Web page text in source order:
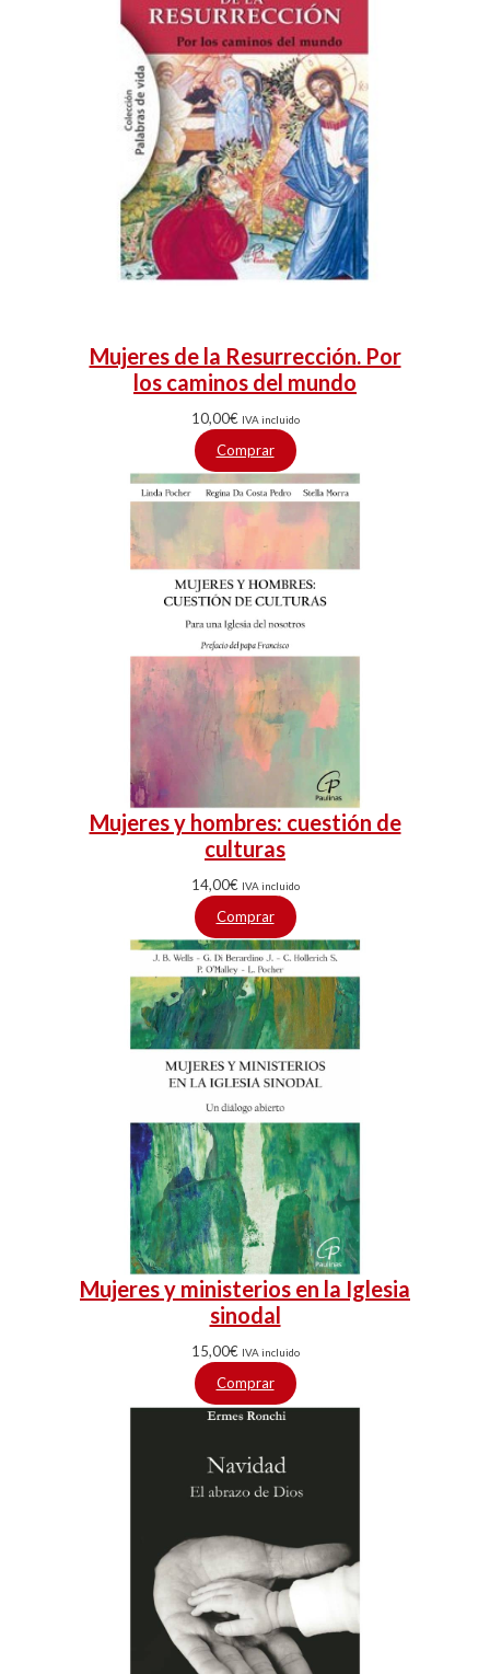
Mujeres de la Resurrección. Por
los caminos del mundo
10,00€ IVA incluido
Comprar
Mujeres y hombres: cuestión de
culturas
14,00€ IVA incluido
Comprar
Mujeres y ministerios en la Iglesia
sinodal
15,00€ IVA incluido
Comprar